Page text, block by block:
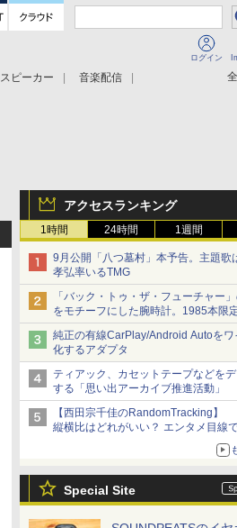
ログイン
スピーカー
音楽配信
アクセスランキング
1時間 24時間 1週間
9月公開「八つ墓村」本予告。主題歌
孝弘率いるTMG
「バック・トゥ・ザ・フューチャー
をモチーフにした腕時計。1985本限
純正の有線CarPlay/Android Autoをワ
化するアダプタ
ティアック、カセットテープなどを
する「思い出アーカイブ推進活動」
【西田宗千佳のRandomTracking】
縦横比はどれがいい？ エンタメ目線
Special Site